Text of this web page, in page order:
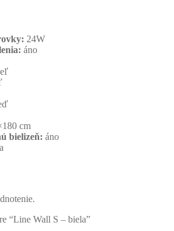
24W
áno
cm
bielizeň: áno
“Line Wall S – biela”